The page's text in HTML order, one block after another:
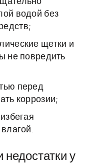
водой без
щетки и
не повредить
перед
коррозии;
у